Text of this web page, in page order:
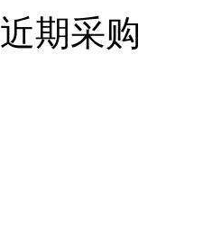
近期采购